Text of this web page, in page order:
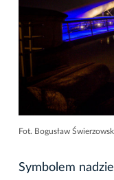
Fot. Bogusław
Symbolem